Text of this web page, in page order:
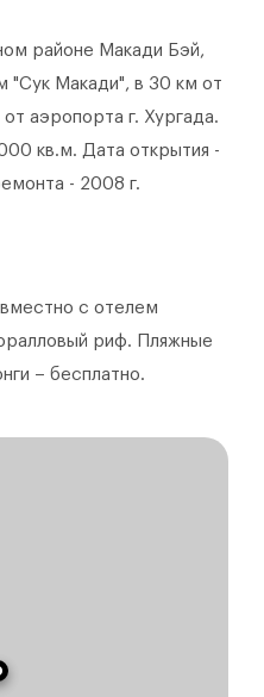
районе Макади Бэй,
"Сук Макади", в 30 км от
аэропорта г. Хургада.
кв.м. Дата открытия -
- 2008 г.
с отелем
риф. Пляжные
– бесплатно.